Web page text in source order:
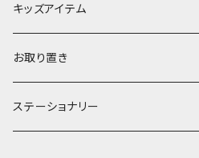
お茶碗
汁椀・丼ぶり
財布・ポーチ
雨傘・日傘
靴・くつした
クッションカバー
スローケット
キッズアイテム
靴
スタイ・エプロン
お取り置き
ステーショナリー